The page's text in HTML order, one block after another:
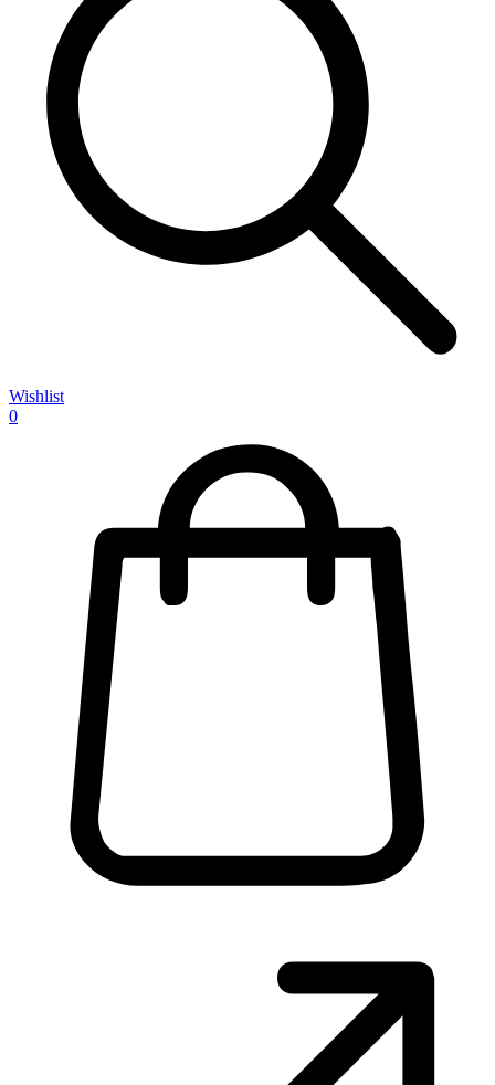
Wishlist
0